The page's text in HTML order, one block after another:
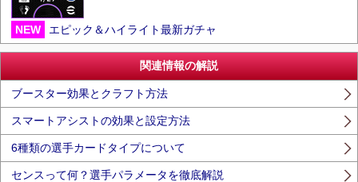
NEW エピック＆ハイライト最新ガチャ
関連情報の解説
ブースター効果とクラフト方法
スマートアシストの効果と設定方法
6種類の選手カードタイプについて
センスって何？選手パラメータを徹底解説